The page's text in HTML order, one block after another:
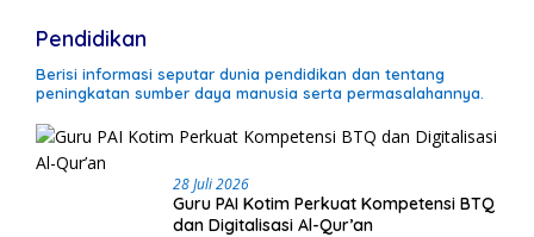
Pendidikan
Berisi informasi seputar dunia pendidikan dan tentang
peningkatan sumber daya manusia serta permasalahannya.
28 Juli 2026
Guru PAI Kotim Perkuat Kompetensi BTQ
dan Digitalisasi Al-Qur’an